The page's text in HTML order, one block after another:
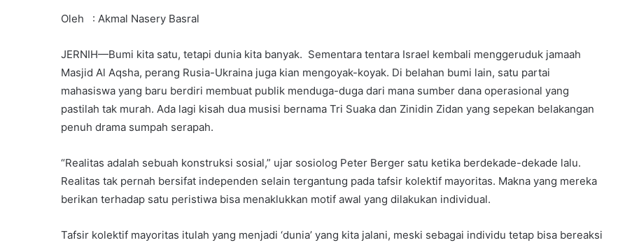
Oleh : Akmal Nasery Basral
JERNIH—Bumi kita satu, tetapi dunia kita banyak. Sementara tentara Israel kembali menggeruduk jamaah
Masjid Al Aqsha, perang Rusia-Ukraina juga kian mengoyak-koyak. Di belahan bumi lain, satu partai
mahasiswa yang baru berdiri membuat publik menduga-duga dari mana sumber dana operasional yang
pastilah tak murah. Ada lagi kisah dua musisi bernama Tri Suaka dan Zinidin Zidan yang sepekan belakangan
penuh drama sumpah serapah.
“Realitas adalah sebuah konstruksi sosial,” ujar sosiolog Peter Berger satu ketika berdekade-dekade lalu.
Realitas tak pernah bersifat independen selain tergantung pada tafsir kolektif mayoritas. Makna yang mereka
berikan terhadap satu peristiwa bisa menaklukkan motif awal yang dilakukan individual.
Tafsir kolektif mayoritas itulah yang menjadi ‘dunia’ yang kita jalani, meski sebagai individu tetap bisa bereaksi